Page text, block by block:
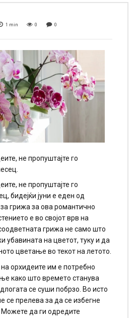
1 min 0 0
не пропуштајте го
не пропуштајте го
бидејќи јуни е еден од
грижа за ова романтично
е во својот врв на
грижа не само што
убавината на цветот, туку и да
цветање во текот на летото.
орхидеите им е потребно
како што времето станува
се суши побрзо. Во исто
се прелева за да се избегне
да ги одредите